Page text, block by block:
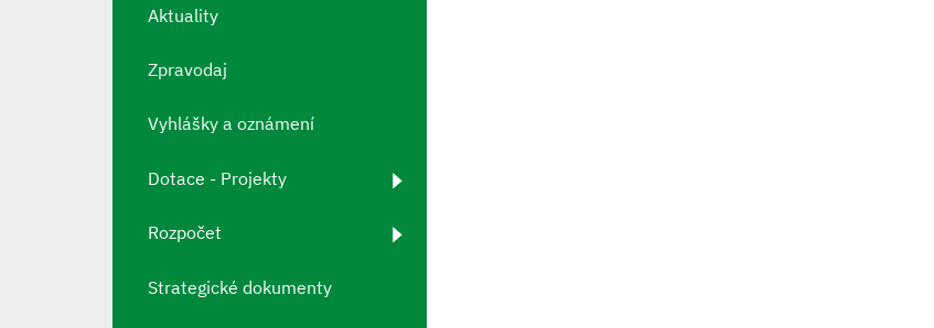
Aktuality
Zpravodaj
Vyhlášky a oznámení
Dotace - Projekty
Rozpočet
Strategické dokumenty